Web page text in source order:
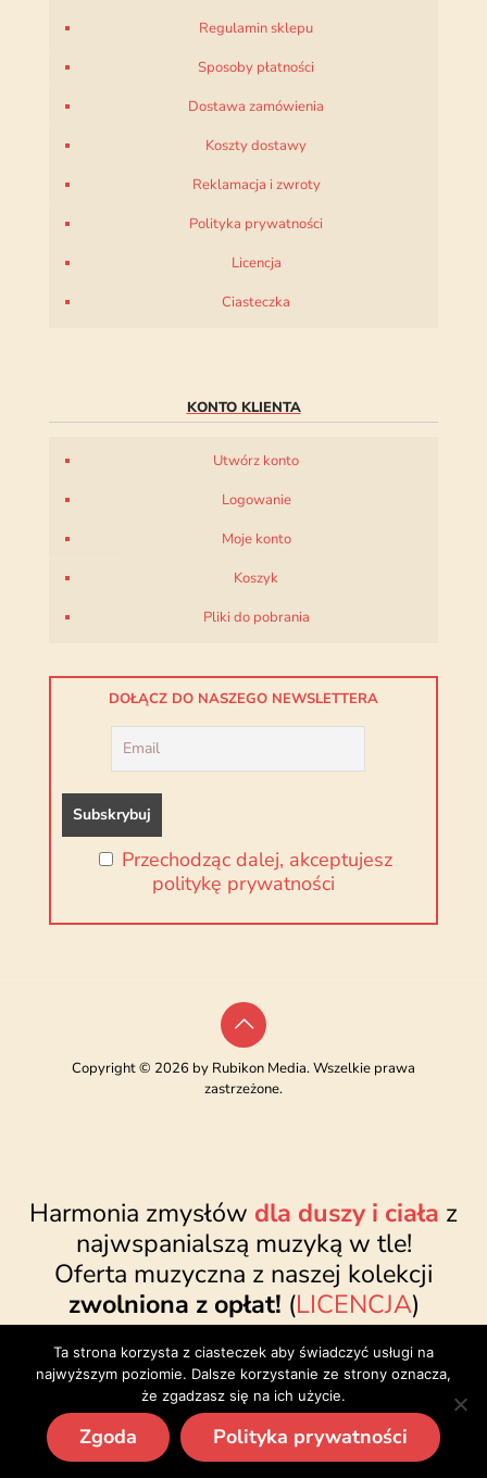
Regulamin sklepu
Sposoby płatności
Dostawa zamówienia
Koszty dostawy
Reklamacja i zwroty
Polityka prywatności
Licencja
Ciasteczka
KONTO KLIENTA
Utwórz konto
Logowanie
Moje konto
Koszyk
Pliki do pobrania
DOŁĄCZ DO NASZEGO NEWSLETTERA
Przechodząc dalej, akceptujesz
politykę prywatności
Copyright © 2026 by Rubikon Media. Wszelkie prawa
zastrzeżone.
Harmonia zmysłów dla duszy i ciała z
najwspanialszą muzyką w tle!
Oferta muzyczna z naszej kolekcji
zwolniona z opłat! (LICENCJA)
www.najwspanialsza.pl ● sklep@najwspanialsza.pl
●
facebook.com/najwspanialszapl
Ta strona korzysta z ciasteczek aby świadczyć usługi na
najwyższym poziomie. Dalsze korzystanie ze strony oznacza,
że zgadzasz się na ich użycie.
Zgoda Polityka prywatności